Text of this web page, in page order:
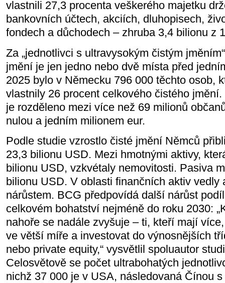
vlastnili 27,3 procenta veškerého majetku
bankovních účtech, akciích, dluhopisech,
fondech a důchodech – zhruba 3,4 bilionu z
Za „jednotlivci s ultravysokým čistým
jmění je jen jedno nebo dvě místa před
2025 bylo v Německu 796 000 těchto osob,
vlastnily 26 procent celkového čistého
je rozděleno mezi více než 69 milionů
nulou a jedním milionem eur.
Podle studie vzrostlo čisté jmění Němců
23,3 bilionu USD. Mezi hmotnými aktivy,
bilionu USD, vzkvétaly nemovitosti. Pasiva
bilionu USD. V oblasti finančních aktiv vedly
nárůstem. BCG předpovídá další nárůst
celkovém bohatství nejméně do roku 2030:
nahoře se nadále zvyšuje – ti, kteří mají
ve větší míře a investovat do výnosnějších
nebo private equity,“ vysvětlil spoluautor
Celosvětově se počet ultrabohatých
nichž 37 000 je v USA, následovaná Čínou s